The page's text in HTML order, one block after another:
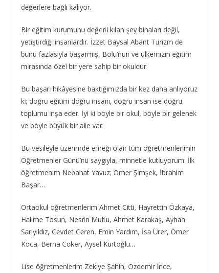
değerlere bağlı kalıyor.
Bir eğitim kurumunu değerli kılan şey binaları değil,
yetiştirdiği insanlardır. İzzet Baysal Abant Turizm de
bunu fazlasıyla başarmış, Bolu’nun ve ülkemizin eğitim
mirasında özel bir yere sahip bir okuldur.
Bu başarı hikâyesine baktığımızda bir kez daha anlıyoruz
ki; doğru eğitim doğru insanı, doğru insan ise doğru
toplumu inşa eder. İyi ki böyle bir okul, böyle bir gelenek
ve böyle büyük bir aile var.
Bu vesileyle üzerimde emeği olan tüm öğretmenlerimin
Öğretmenler Günü’nü saygıyla, minnetle kutluyorum: İlk
öğretmenim Nebahat Yavuz; Ömer Şimşek, İbrahim
Başar…
Ortaokul öğretmenlerim Ahmet Citti, Hayrettin Özkaya,
Halime Tosun, Nesrin Mutlu, Ahmet Karakaş, Ayhan
Sarıyıldız, Cevdet Ceren, Emin Yardım, İsa Ürer, Ömer
Koca, Berna Coker, Aysel Kurtoğlu…
Lise öğretmenlerim Zekiye Şahin, Özdemir İnce,